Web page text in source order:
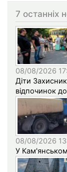
7 останніх
08/08/2026
Діти
відпочинок
08/08/2026
У